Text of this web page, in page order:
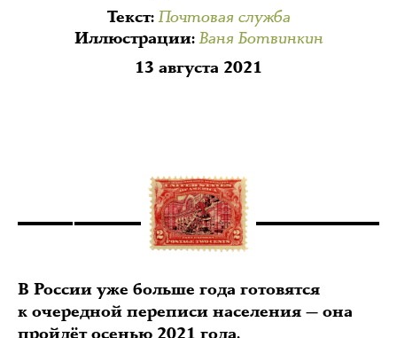
Текст:Почтовая служба
Иллюстрации:Ваня Ботвинкин
13 августа 2021
В России уже больше года готовятся
к очередной переписи населения — она